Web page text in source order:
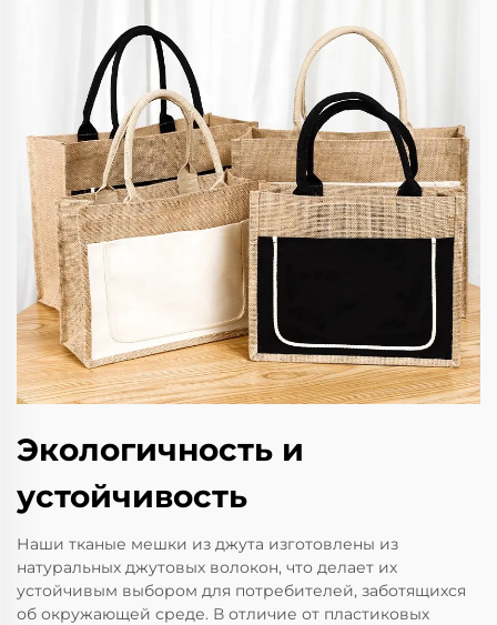
Экологичность и
устойчивость
Наши тканые мешки из джута изготовлены из
натуральных джутовых волокон, что делает их
устойчивым выбором для потребителей, заботящихся
об окружающей среде. В отличие от пластиковых